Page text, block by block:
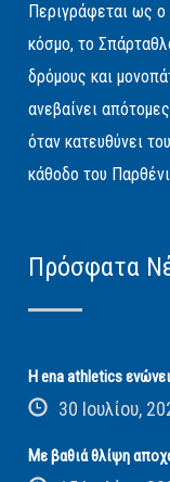
Περιγράφεται ως
κόσμο, το
δρόμους και
ανεβαίνει
όταν κατευθύνει
κάθοδο του
Πρόσφατα
Η ena athletics
30 Ιουλίου,
Με βαθιά θλίψη